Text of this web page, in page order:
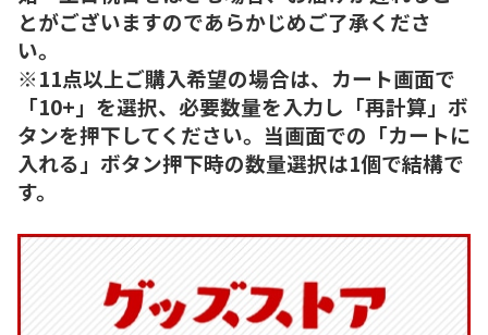
とがございますのであらかじめご了承くださ
い。
※11点以上ご購入希望の場合は、カート画面で
「10+」を選択、必要数量を入力し「再計算」ボ
タンを押下してください。当画面での「カートに
入れる」ボタン押下時の数量選択は1個で結構で
す。